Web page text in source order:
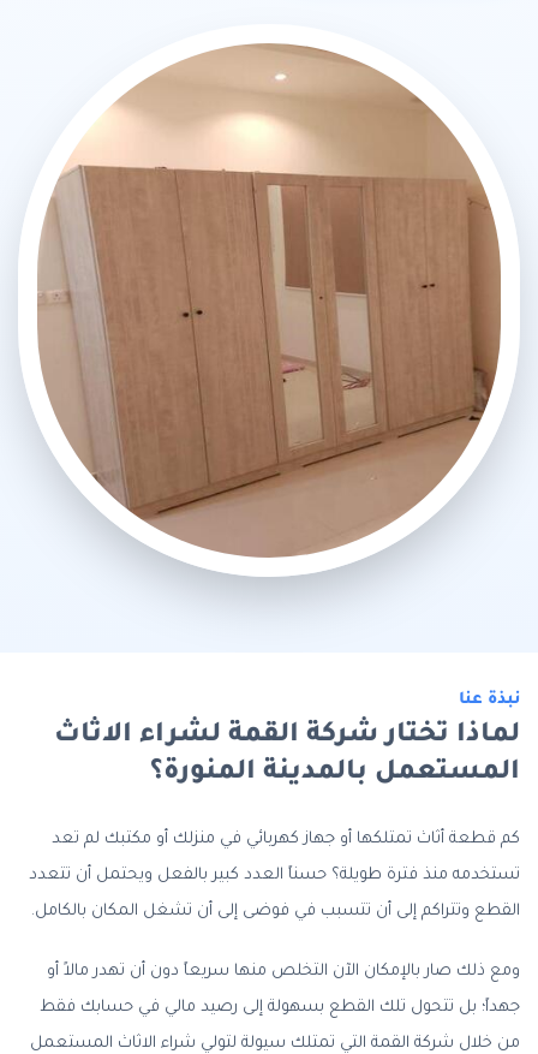
نبذة عنا
لماذا تختار شركة القمة لشراء الاثاث
المستعمل بالمدينة المنورة؟
كم قطعة أثاث تمتلكها أو جهاز كهربائي في منزلك أو مكتبك لم تعد
تستخدمه منذ فترة طويلة؟ حسناً العدد كبير بالفعل ويحتمل أن تتعدد
القطع وتتراكم إلى أن تتسبب في فوضى إلى أن تشغل المكان بالكامل.
ومع ذلك صار بالإمكان الآن التخلص منها سريعاً دون أن تهدر مالاً أو
جهداً؛ بل تتحول تلك القطع بسهولة إلى رصيد مالي في حسابك فقط
من خلال شركة القمة التي تمتلك سيولة لتولي شراء الاثاث المستعمل